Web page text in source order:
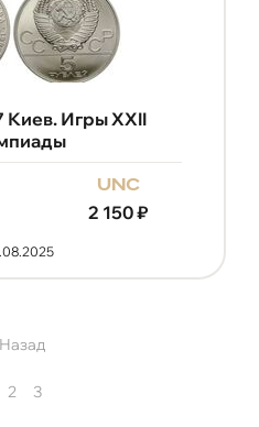
Киев. Игры XXII
unc
2 150₽
Назад
2 3